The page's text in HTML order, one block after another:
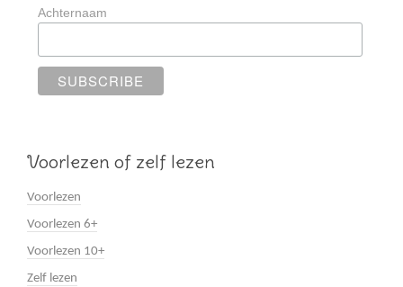
Achternaam
Voorlezen of zelf lezen
Voorlezen
Voorlezen 6+
Voorlezen 10+
Zelf lezen